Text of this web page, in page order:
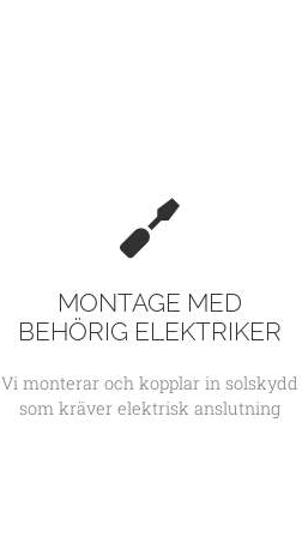
MONTAGE MED
BEHÖRIG ELEKTRIKER
Vi monterar och kopplar in solskydd
som kräver elektrisk anslutning